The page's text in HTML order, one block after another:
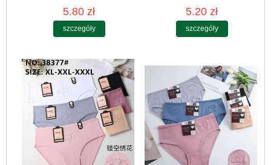
5.80 zł
szczegóły
5.20 zł
szczegóły